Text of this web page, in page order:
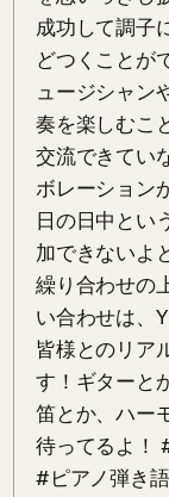
成功して調子
どつくことが
ュージシャン
奏を楽しむこ
交流できてい
ボレーション
日の日中とい
加できないよ
繰り合わせの
い合わせは、
皆様とのリア
す！ギターと
笛とか、ハー
待ってるよ！
#ピアノ弾き